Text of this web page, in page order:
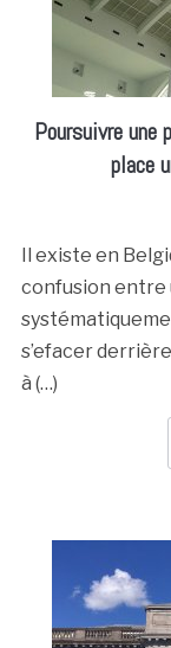
Poursuivre
place
Il existe en
confusion entre
s’efacer
à (…)